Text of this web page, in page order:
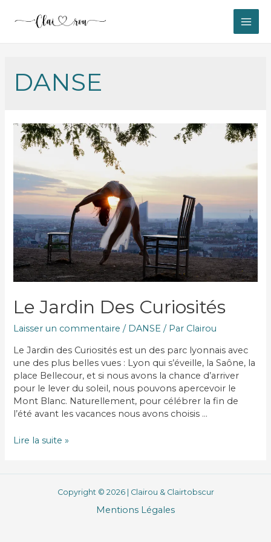
DANSE
Le Jardin Des Curiosités
Laisser un commentaire / DANSE / Par Clairou
Le Jardin des Curiosités est un des parc lyonnais avec
une des plus belles vues : Lyon qui s’éveille, la Saône, la
place Bellecour, et si nous avons la chance d’arriver
pour le lever du soleil, nous pouvons apercevoir le
Mont Blanc. Naturellement, pour célébrer la fin de
l’été avant les vacances nous avons choisis …
Le
Curiosités
Lire la suite »
Copyright © 2026 | Clairou & Clairtobscur
Mentions Légales